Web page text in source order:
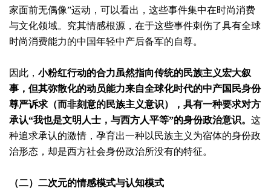
家面前无偶像”运动，可以看出，这些事件集中在时尚消费
与文化领域。究其情感根源，在于这些事件刺伤了具有全球
时尚消费能力的中国年轻中产后备军的自尊。
因此， 小粉红行动的合力虽然指向传统的民族主义宏大叙
事，但其弥散化的动员能力来自全球化时代的中产国民身份
尊严诉求（而非刻意的民族主义意识），具有一种要求对方
承认“我也是文明人士，与西方人平等”的身份政治意识。 这
种追求承认的激情，孕育出一种以民族主义为宿体的身份政
治形态，却是西方社会身份政治所没有的特征。
（二）二次元的情感模式与认知模式